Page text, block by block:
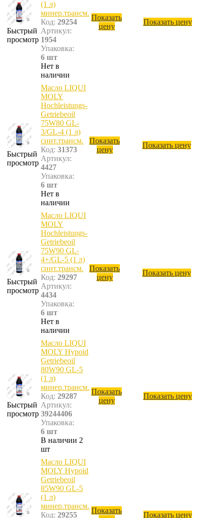
Быстрый
просмотр
(1 л)
минер.трансм.
Код: 29254
Артикул:
1954
Упаковка:
6 шт
Нет в
наличии
Показать
цену
Показать цену
Быстрый
просмотр
Масло LIQUI
MOLY
Hochleistungs-
Getriebeoil
75W80 GL-
3/GL-4 (1 л)
синт.трансм.
Код: 31373
Артикул:
4427
Упаковка:
6 шт
Нет в
наличии
Показать
цену
Показать цену
Быстрый
просмотр
Масло LIQUI
MOLY
Hochleistungs-
Getriebeoil
75W90 GL-
4+/GL-5 (1 л)
синт.трансм.
Код: 29297
Артикул:
4434
Упаковка:
6 шт
Нет в
наличии
Показать
цену
Показать цену
Быстрый
просмотр
Масло LIQUI
MOLY Hypoid
Getriebeoil
80W90 GL-5
(1 л)
минер.трансм.
Код: 29287
Артикул:
39244406
Упаковка:
6 шт
В наличии 2
шт
Показать
цену
Показать цену
Масло LIQUI
MOLY Hypoid
Getriebeoil
85W90 GL-5
(1 л)
минер.трансм.
Код: 29255
Показать
Показать цену